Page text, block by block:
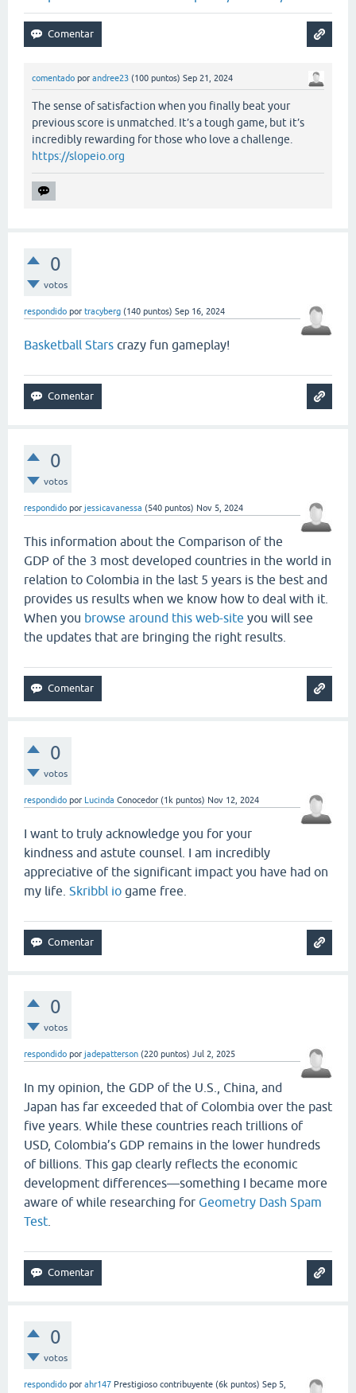
comentado por andree23 (100 puntos) Sep 21, 2024
The sense of satisfaction when you finally beat your
previous score is unmatched. It’s a tough game, but it’s
incredibly rewarding for those who love a challenge.
https://slopeio.org
0
votos
respondido por tracyberg (140 puntos) Sep 16, 2024
Basketball Stars crazy fun gameplay!
0
votos
respondido por jessicavanessa (540 puntos) Nov 5, 2024
This information about the Comparison of the
GDP of the 3 most developed countries in the world in
relation to Colombia in the last 5 years is the best and
provides us results when we know how to deal with it.
When you browse around this web-site you will see
the updates that are bringing the right results.
0
votos
respondido por Lucinda Conocedor (1k puntos) Nov 12, 2024
I want to truly acknowledge you for your
kindness and astute counsel. I am incredibly
appreciative of the significant impact you have had on
my life. Skribbl io game free.
0
votos
respondido por jadepatterson (220 puntos) Jul 2, 2025
In my opinion, the GDP of the U.S., China, and
Japan has far exceeded that of Colombia over the past
five years. While these countries reach trillions of
USD, Colombia’s GDP remains in the lower hundreds
of billions. This gap clearly reflects the economic
development differences—something I became more
aware of while researching for Geometry Dash Spam
Test
0
votos
respondido por ahr147 Prestigioso contribuyente (6k puntos) Sep 5,